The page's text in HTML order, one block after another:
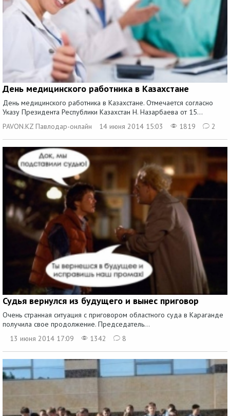
День медицинского работника в Казахстане
День медицинского работника в Казахстане. Отмечается согласно
Указу Президента Республики Казахстан Н. Назарбаева от 15...
PAVON.KZ Павлодар-онлайн
14 июня 2014 15:03 1819 2
Судья вернулся из будущего и вынес приговор
Очень странная ситуация с приговором областного суда в Караганде
получила свое продолжение. Председатель...
13 июня 2014 17:09
1342 8